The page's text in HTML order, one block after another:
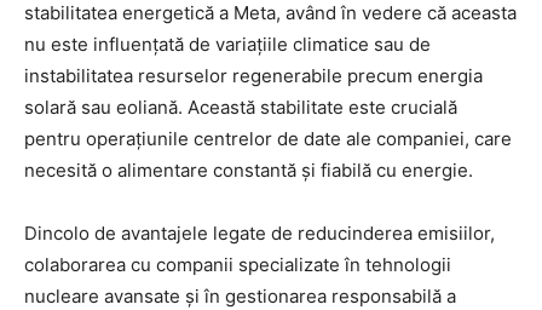
stabilitatea energetică a Meta, având în vedere că aceasta
nu este influențată de variațiile climatice sau de
instabilitatea resurselor regenerabile precum energia
solară sau eoliană. Această stabilitate este crucială
pentru operațiunile centrelor de date ale companiei, care
necesită o alimentare constantă și fiabilă cu energie.
Dincolo de avantajele legate de reducinderea emisiilor,
colaborarea cu companii specializate în tehnologii
nucleare avansate și în gestionarea responsabilă a